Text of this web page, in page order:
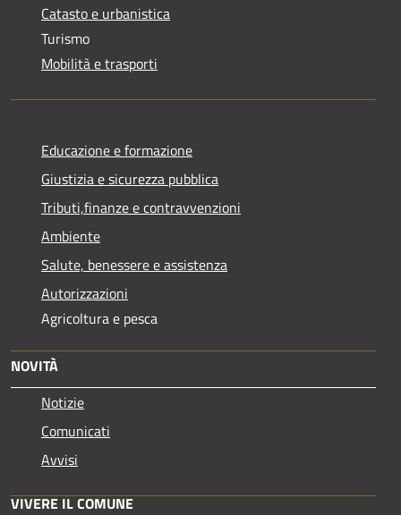
Catasto e urbanistica
Turismo
Mobilità e trasporti
Educazione e formazione
Giustizia e sicurezza pubblica
Tributi,finanze e contravvenzioni
Ambiente
Salute, benessere e assistenza
Autorizzazioni
Agricoltura e pesca
NOVITÀ
Notizie
Comunicati
Avvisi
VIVERE IL COMUNE